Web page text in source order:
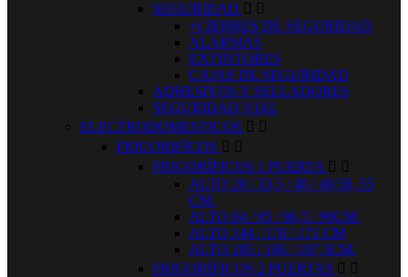
SEGURIDAD  
+CIERRES DE SEGURIDAD
ALARMAS
EXTINTORES
CAJAS DE SEGURIDAD
ADHESIVOS Y SELLADORES
SEGURIDAD VIAL
ELECTRODOMESTICOS  
FRIGORIFÍCOS  
FRIGORÍFICOS 1 PUERTA  
ALTO 28 / 33,5 / 40 / 49,50, 55
CM.
ALTO 84 / 85 / 86,5 / 90CM.
ALTO 144 / 170 / 171 CM
ALTO 185 / 186 / 187,5CM.
FRIGORÍFICOS 2 PUERTAS  